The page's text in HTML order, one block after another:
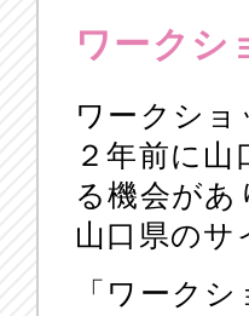
ワークシ
ワークシ
２年前に
る機会が
山口県のサ
「ワーク